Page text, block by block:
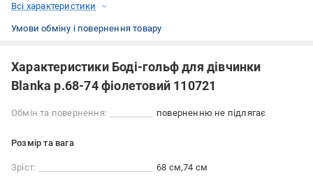
Всі характеристики
Умови обміну і повернення товару
Характеристики Боді-гольф для дівчинки
Blanka р.68-74 фіолетовий 110721
Обмін та повернення: поверненню не підлягає
Розмір та вага
Зріст: 68 см 74 см